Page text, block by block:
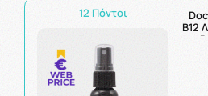
12 Πόντοι
B12